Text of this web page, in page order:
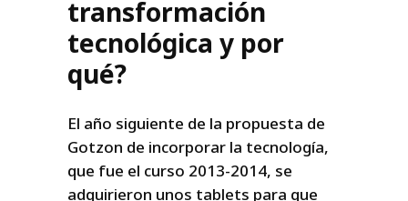
transformación
tecnológica y por
qué?
El año siguiente de la propuesta de
Gotzon de incorporar la tecnología,
que fue el curso 2013-2014, se
adquirieron unos tablets para que